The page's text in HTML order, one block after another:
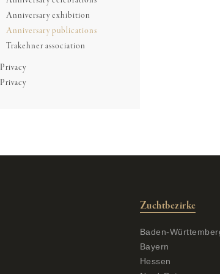
Anniversary exhibition
Anniversary publications
Trakehner association
Privacy
Privacy
Zuchtbezirke
Baden-
Bayern
Hessen